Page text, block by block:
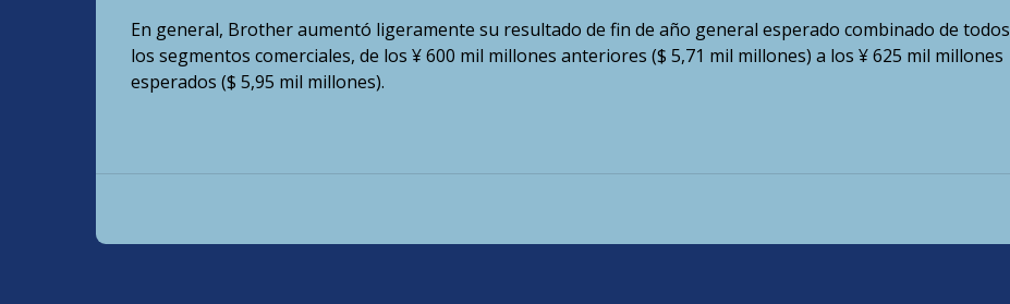
En general, Brother aumentó ligeramente su resultado de fin de año general esperado combinado de todos
los segmentos comerciales, de los ¥ 600 mil millones anteriores ($ 5,71 mil millones) a los ¥ 625 mil millones
esperados ($ 5,95 mil millones).